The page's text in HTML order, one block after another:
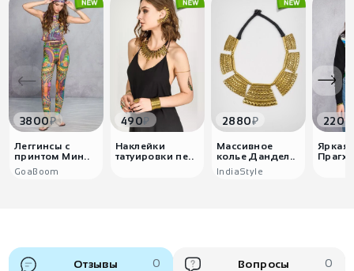
3800₽
Леггинсы с
принтом Мин..
GoaBoom
490₽
Наклейки
татуировки пе..
2880₽
Массивное
колье Дандел..
IndiaStyle
2200
Яркая
Отзывы 0 Вопросы 0